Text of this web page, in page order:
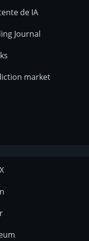
de IA
Journal
market